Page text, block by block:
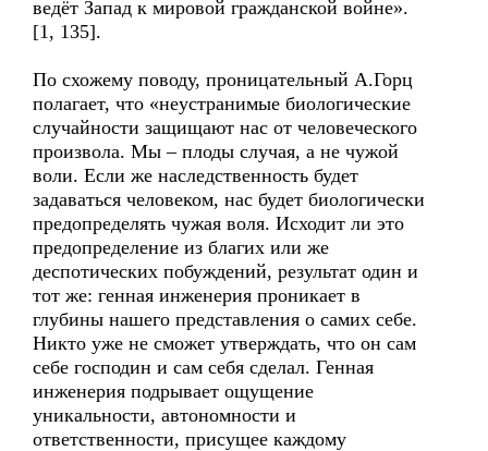
ведёт Запад к мировой гражданской войне».
[1, 135].
По схожему поводу, проницательный А.Горц
полагает, что «неустранимые биологические
случайности защищают нас от человеческого
произвола. Мы – плоды случая, а не чужой
воли. Если же наследственность будет
задаваться человеком, нас будет биологически
предопределять чужая воля. Исходит ли это
предопределение из благих или же
деспотических побуждений, результат один и
тот же: генная инженерия проникает в
глубины нашего представления о самих себе.
Никто уже не сможет утверждать, что он сам
себе господин и сам себя сделал. Генная
инженерия подрывает ощущение
уникальности, автономности и
ответственности, присущее каждому